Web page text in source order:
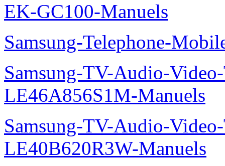
EK-GC100-Manuels
Samsung-Telephone-
Samsung-TV-Audio-
LE46A856S1M-Manuels
Samsung-TV-Audio-
LE40B620R3W-Manuels